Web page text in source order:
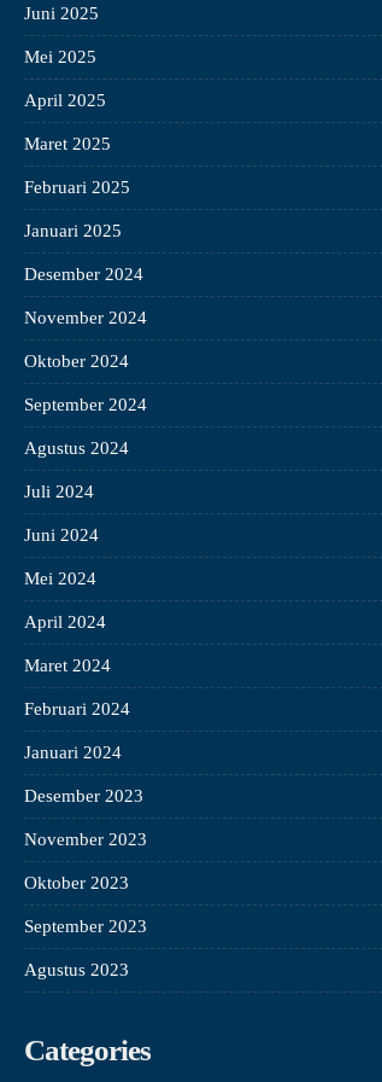
Juni 2025
Mei 2025
April 2025
Maret 2025
Februari 2025
Januari 2025
Desember 2024
November 2024
Oktober 2024
September 2024
Agustus 2024
Juli 2024
Juni 2024
Mei 2024
April 2024
Maret 2024
Februari 2024
Januari 2024
Desember 2023
November 2023
Oktober 2023
September 2023
Agustus 2023
Categories